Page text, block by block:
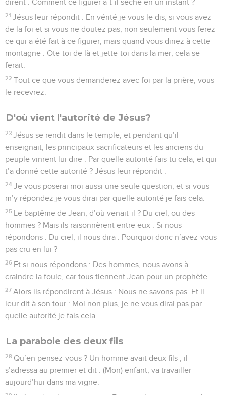
dirent : Comment ce figuier a-t-il séché en un instant ?
21 Jésus leur répondit : En vérité je vous le dis, si vous avez
de la foi et si vous ne doutez pas, non seulement vous ferez
ce qui a été fait à ce figuier, mais quand vous diriez à cette
montagne : Ote-toi de là et jette-toi dans la mer, cela se
ferait.
22 Tout ce que vous demanderez avec foi par la prière, vous
le recevrez.
D'où vient l'autorité de Jésus?
23 Jésus se rendit dans le temple, et pendant qu’il
enseignait, les principaux sacrificateurs et les anciens du
peuple vinrent lui dire : Par quelle autorité fais-tu cela, et qui
t’a donné cette autorité ? Jésus leur répondit :
24 Je vous poserai moi aussi une seule question, et si vous
m’y répondez je vous dirai par quelle autorité je fais cela.
25 Le baptême de Jean, d’où venait-il ? Du ciel, ou des
hommes ? Mais ils raisonnèrent entre eux : Si nous
répondons : Du ciel, il nous dira : Pourquoi donc n’avez-vous
pas cru en lui ?
26 Et si nous répondons : Des hommes, nous avons à
craindre la foule, car tous tiennent Jean pour un prophète.
27 Alors ils répondirent à Jésus : Nous ne savons pas. Et il
leur dit à son tour : Moi non plus, je ne vous dirai pas par
quelle autorité je fais cela.
La parabole des deux fils
28 Qu’en pensez-vous ? Un homme avait deux fils ; il
s’adressa au premier et dit : (Mon) enfant, va travailler
aujourd’hui dans ma vigne.